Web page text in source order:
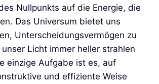
Nullpunkts auf die Energie, die
Das Universum bietet uns
Unterscheidungsvermögen zu
Licht immer heller strahlen
einzige Aufgabe ist es, auf
und effiziente Weise